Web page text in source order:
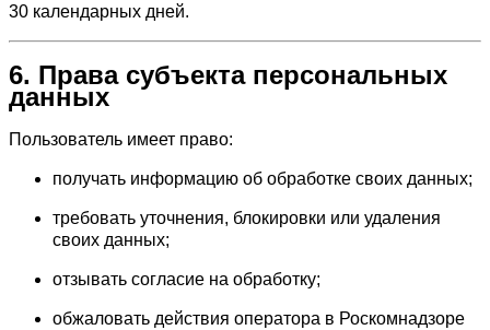
30 календарных дней.
6. Права субъекта персональных
данных
Пользователь имеет право:
получать информацию об обработке своих данных;
требовать уточнения, блокировки или удаления
своих данных;
отзывать согласие на обработку;
обжаловать действия оператора в Роскомнадзоре